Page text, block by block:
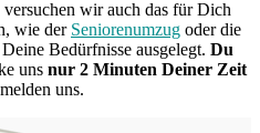
wir auch das für Dich
wie der Seniorenumzug oder die
Bedürfnisse ausgelegt. Du
uns nur 2 Minuten Deiner Zeit
uns.